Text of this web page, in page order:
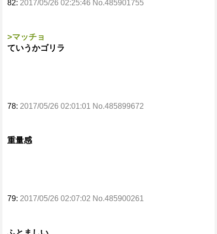
82: 2017/05/26 02:25:46 No.485901755
>マッチョ
ていうかゴリラ
78: 2017/05/26 02:01:01 No.485899672
重量感
79: 2017/05/26 02:07:02 No.485900261